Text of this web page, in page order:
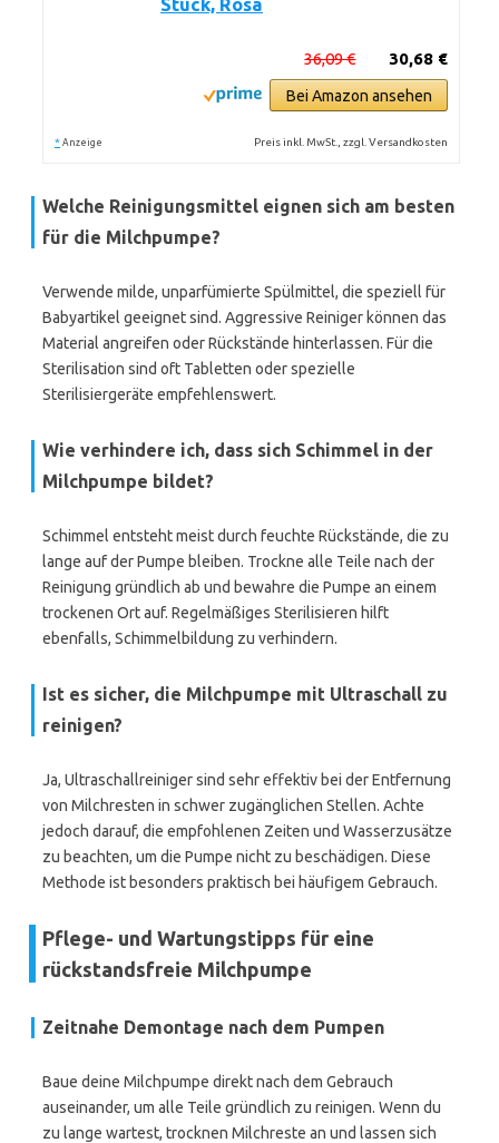
Stück, Rosa
30,68 €
36,09 €
Bei Amazon ansehen
* Anzeige Preis inkl. MwSt., zzgl. Versandkosten
Welche Reinigungsmittel eignen sich am besten
für die Milchpumpe?
Verwende milde, unparfümierte Spülmittel, die speziell für
Babyartikel geeignet sind. Aggressive Reiniger können das
Material angreifen oder Rückstände hinterlassen. Für die
Sterilisation sind oft Tabletten oder spezielle
Sterilisiergeräte empfehlenswert.
Wie verhindere ich, dass sich Schimmel in der
Milchpumpe bildet?
Schimmel entsteht meist durch feuchte Rückstände, die zu
lange auf der Pumpe bleiben. Trockne alle Teile nach der
Reinigung gründlich ab und bewahre die Pumpe an einem
trockenen Ort auf. Regelmäßiges Sterilisieren hilft
ebenfalls, Schimmelbildung zu verhindern.
Ist es sicher, die Milchpumpe mit Ultraschall zu
reinigen?
Ja, Ultraschallreiniger sind sehr effektiv bei der Entfernung
von Milchresten in schwer zugänglichen Stellen. Achte
jedoch darauf, die empfohlenen Zeiten und Wasserzusätze
zu beachten, um die Pumpe nicht zu beschädigen. Diese
Methode ist besonders praktisch bei häufigem Gebrauch.
Pflege- und Wartungstipps für eine
rückstandsfreie Milchpumpe
Zeitnahe Demontage nach dem Pumpen
Baue deine Milchpumpe direkt nach dem Gebrauch
auseinander, um alle Teile gründlich zu reinigen. Wenn du
zu lange wartest, trocknen Milchreste an und lassen sich